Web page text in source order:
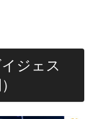
ジェス